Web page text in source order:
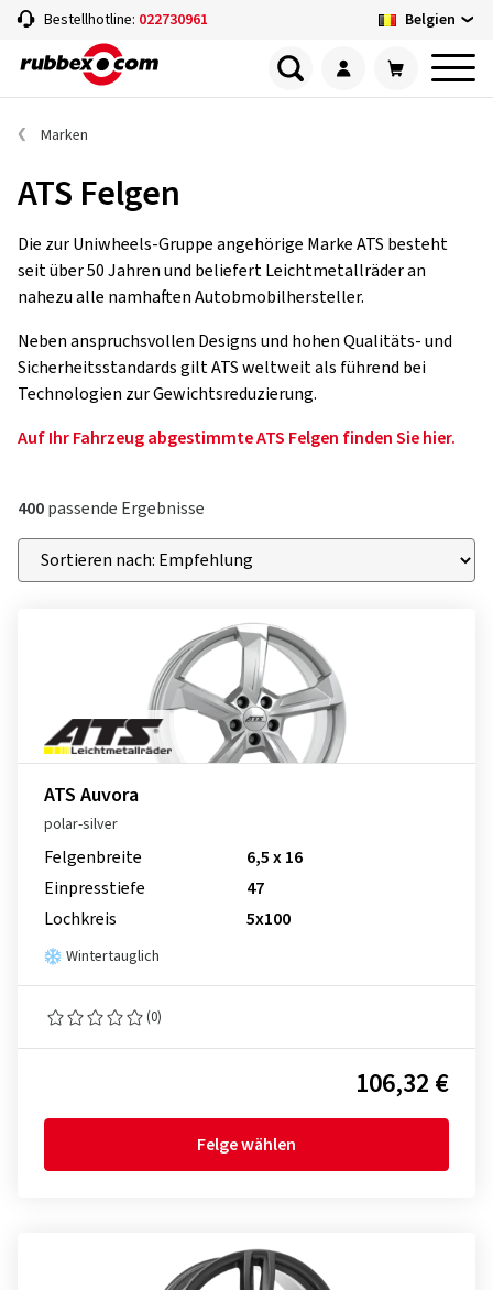
Bestellhotline: 022730961 Belgien
Marken
ATS Felgen
Die zur Uniwheels-Gruppe angehörige Marke ATS besteht
seit über 50 Jahren und beliefert Leichtmetallräder an
nahezu alle namhaften Autobmobilhersteller.
Neben anspruchsvollen Designs und hohen Qualitäts- und
Sicherheitsstandards gilt ATS weltweit als führend bei
Technologien zur Gewichtsreduzierung.
Auf Ihr Fahrzeug abgestimmte ATS Felgen finden Sie hier.
400passende Ergebnisse
ATS Auvora
polar-silver
Felgenbreite
6,5 x 16
Einpresstiefe
47
Lochkreis
5x100
Wintertauglich
(0)
106,32 €
Felge wählen